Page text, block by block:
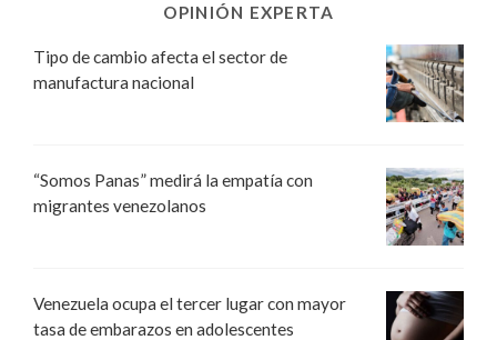
OPINIÓN EXPERTA
Tipo de cambio afecta el sector de
manufactura nacional
“Somos Panas” medirá la empatía con
migrantes venezolanos
Venezuela ocupa el tercer lugar con mayor
tasa de embarazos en adolescentes